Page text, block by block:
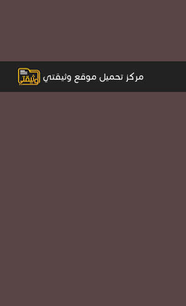
مركز تحميل موقع وثيقتي